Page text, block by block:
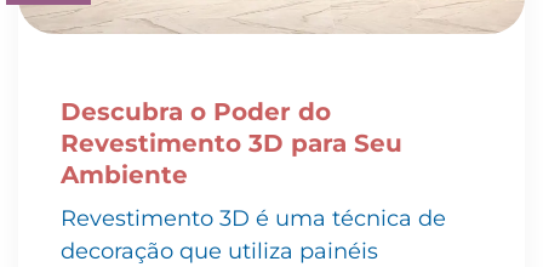
Descubra o Poder do
Revestimento 3D para Seu
Ambiente
Revestimento 3D é uma técnica de
decoração que utiliza painéis